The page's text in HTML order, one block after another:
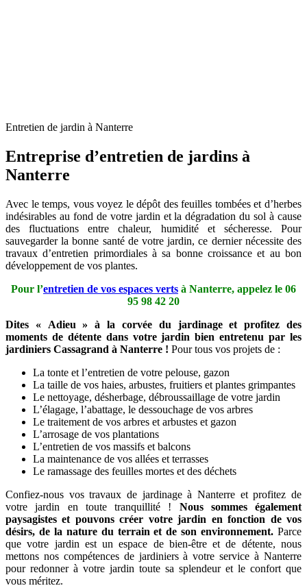
Entretien de jardin à Nanterre
Entreprise d’entretien de jardins à
Nanterre
Avec le temps, vous voyez le dépôt des feuilles tombées et d’herbes
indésirables au fond de votre jardin et la dégradation du sol à cause
des fluctuations entre chaleur, humidité et sécheresse. Pour
sauvegarder la bonne santé de votre jardin, ce dernier nécessite des
travaux d’entretien primordiales à sa bonne croissance et au bon
développement de vos plantes.
Pour l’entretien de vos espaces verts à Nanterre, appelez le 06
95 98 42 20
Dites « Adieu » à la corvée du jardinage et profitez des
moments de détente dans votre jardin bien entretenu par les
jardiniers Cassagrand à Nanterre ! Pour tous vos projets de :
La tonte et l’entretien de votre pelouse, gazon
La taille de vos haies, arbustes, fruitiers et plantes grimpantes
Le nettoyage, désherbage, débroussaillage de votre jardin
L’élagage, l’abattage, le dessouchage de vos arbres
Le traitement de vos arbres et arbustes et gazon
L’arrosage de vos plantations
L’entretien de vos massifs et balcons
La maintenance de vos allées et terrasses
Le ramassage des feuilles mortes et des déchets
Confiez-nous vos travaux de jardinage à Nanterre et profitez de
votre jardin en toute tranquillité ! Nous sommes également
paysagistes et pouvons créer votre jardin en fonction de vos
désirs, de la nature du terrain et de son environnement. Parce
que votre jardin est un espace de bien-être et de détente, nous
mettons nos compétences de jardiniers à votre service à Nanterre
pour redonner à votre jardin toute sa splendeur et le confort que
vous méritez.